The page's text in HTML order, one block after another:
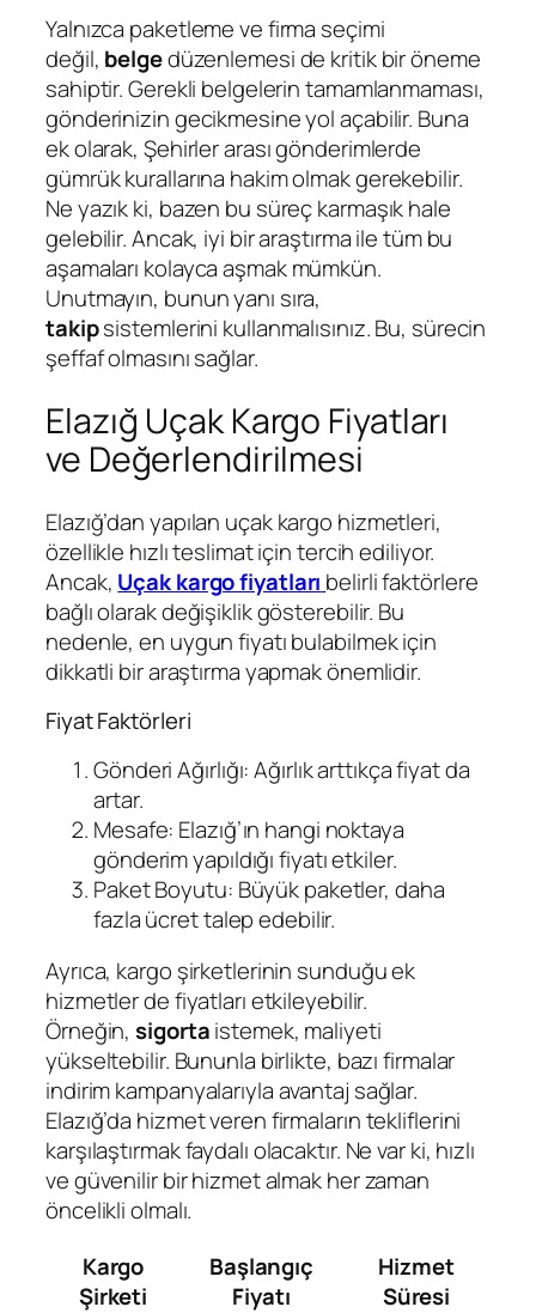
Yalnızca paketleme ve firma seçimi
değil, belgedüzenlemesi de kritik bir öneme
sahiptir. Gerekli belgelerin tamamlanmaması,
gönderinizin gecikmesine yol açabilir. Buna
ek olarak, Şehirler arası gönderimlerde
gümrük kurallarına hakim olmak gerekebilir.
Ne yazık ki, bazen bu süreç karmaşık hale
gelebilir. Ancak, iyi bir araştırma ile tüm bu
aşamaları kolayca aşmak mümkün.
Unutmayın, bunun yanı sıra,
takipsistemlerini kullanmalısınız. Bu, sürecin
şeffaf olmasını sağlar.
Elazığ Uçak Kargo Fiyatları
ve Değerlendirilmesi
Elazığ’dan yapılan uçak kargo hizmetleri,
özellikle hızlı teslimat için tercih ediliyor.
Ancak, Uçak kargo fiyatları belirli faktörlere
bağlı olarak değişiklik gösterebilir. Bu
nedenle, en uygun fiyatı bulabilmek için
dikkatli bir araştırma yapmak önemlidir.
Fiyat Faktörleri
Gönderi Ağırlığı: Ağırlık arttıkça fiyat da
artar.
Mesafe: Elazığ’ın hangi noktaya
gönderim yapıldığı fiyatı etkiler.
Paket Boyutu: Büyük paketler, daha
fazla ücret talep edebilir.
Ayrıca, kargo şirketlerinin sunduğu ek
hizmetler de fiyatları etkileyebilir.
Örneğin,sigortaistemek, maliyeti
yükseltebilir. Bununla birlikte, bazı firmalar
indirim kampanyalarıyla avantaj sağlar.
Elazığ’da hizmet veren firmaların tekliflerini
karşılaştırmak faydalı olacaktır. Ne var ki, hızlı
ve güvenilir bir hizmet almak her zaman
öncelikli olmalı.
Kargo
Şirketi
Başlangıç
Fiyatı
Hizmet
Süresi